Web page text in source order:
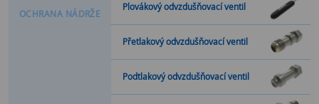
OCHRANA NÁDRŽE
Plovákový odvzdušňovací ventil
Přetlakový odvzdušňovací ventil
Podtlakový odvzdušňovací ventil